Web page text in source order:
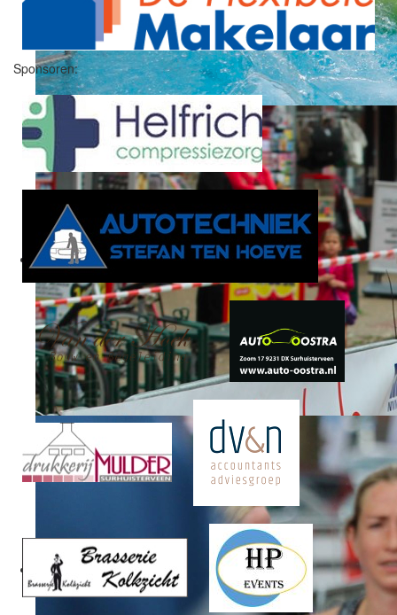
Sponsoren: